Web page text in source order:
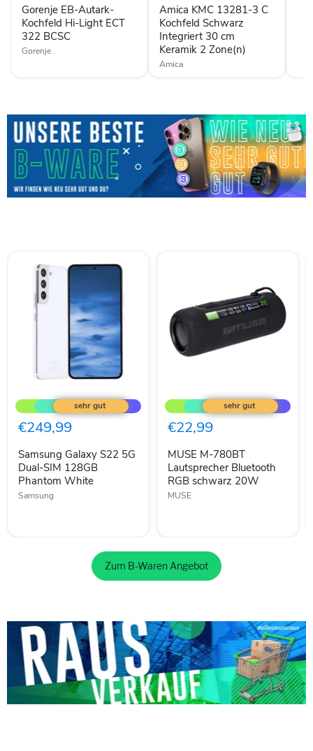
ECT
322
BCSC
Gorenje EB-Autark-
Kochfeld Hi-Light ECT
322 BCSC
Gorenje
Schwarz
Integriert
30
cm
Keramik
2
Amica KMC 13281-3 C
Kochfeld Schwarz
Integriert 30 cm
Keramik 2 Zone(n)
Amica
Galaxy
S22
5G
Dual-
128GB
Phantom
White
€249,99
Samsung Galaxy S22 5G
Dual-SIM 128GB
Phantom White
Samsung
M-
780BT
Lautsprecher
Bluetooth
schwarz
20W
€22,99
MUSE M-780BT
Lautsprecher Bluetooth
RGB schwarz 20W
MUSE
Zum B-Waren Angebot